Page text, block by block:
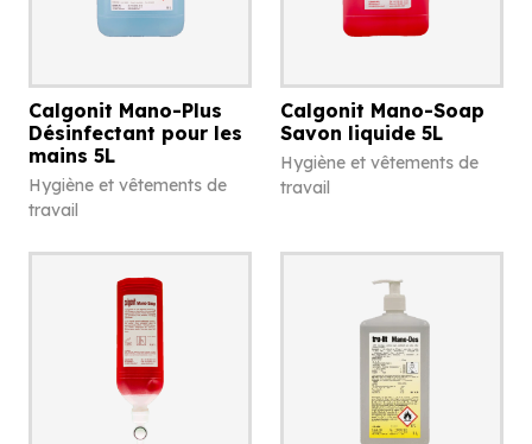
Calgonit Mano-Plus
Désinfectant pour les
mains 5L
Hygiène et vêtements de
travail
Calgonit Mano-Soap
Savon liquide 5L
Hygiène et vêtements de
travail